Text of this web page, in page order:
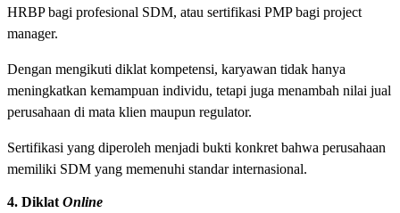
HRBP bagi profesional SDM, atau sertifikasi PMP bagi project
manager.
Dengan mengikuti diklat kompetensi, karyawan tidak hanya
meningkatkan kemampuan individu, tetapi juga menambah nilai jual
perusahaan di mata klien maupun regulator.
Sertifikasi yang diperoleh menjadi bukti konkret bahwa perusahaan
memiliki SDM yang memenuhi standar internasional.
4. Diklat Online